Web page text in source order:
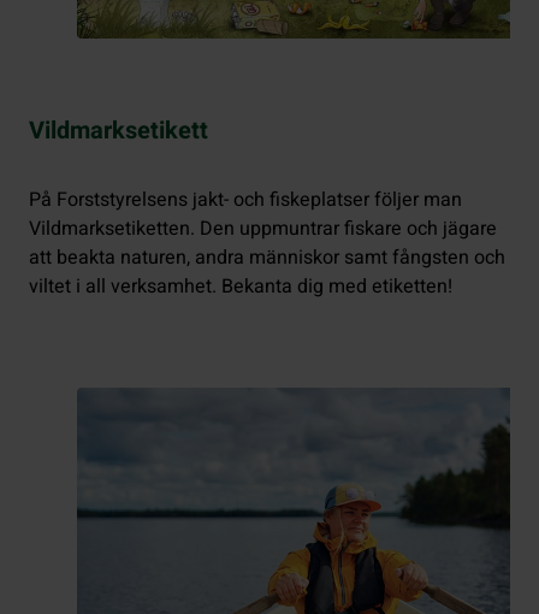
Vildmarksetikett
På Forststyrelsens jakt- och fiskeplatser följer man
Vildmarksetiketten. Den uppmuntrar fiskare och jägare
att beakta naturen, andra människor samt fångsten och
viltet i all verksamhet. Bekanta dig med etiketten!